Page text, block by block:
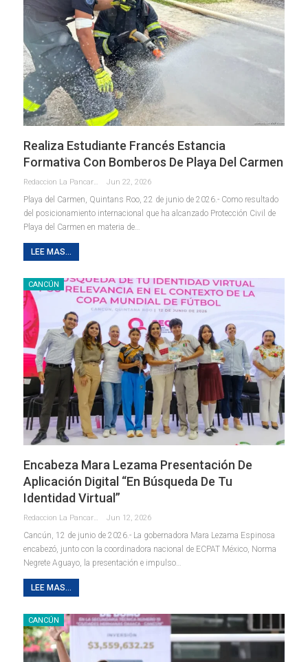
Realiza Estudiante Francés Estancia
Formativa Con Bomberos De Playa Del Carmen
Jun 22, 2026
Playa del Carmen, Quintans Roo, 22 de junio de 2026.- Como resultado
del posicionamiento internacional que ha alcanzado Protección Civil de
Playa del Carmen en materia de
LEE MAS...
CANCÚN
Encabeza Mara Lezama Presentación De
Aplicación Digital “En Búsqueda De Tu
Identidad Virtual”
Redaccion La Pancarta De Quintana Roo Jun 12, 2026
Cancún, 12 de junio de 2026.- La gobernadora Mara Lezama Espinosa
encabezó, junto con la coordinadora nacional de ECPAT México, Norma
Negrete Aguayo, la presentación e impulso
LEE MAS...
CANCÚN